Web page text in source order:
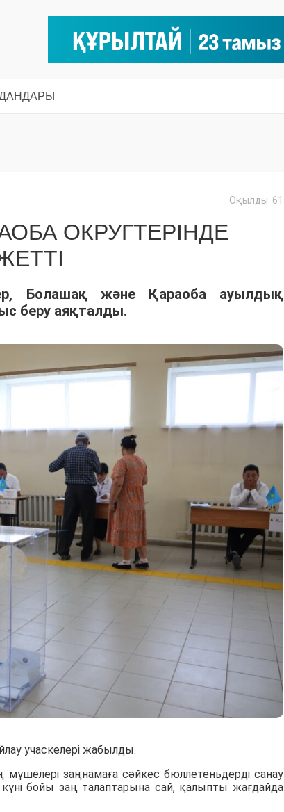
Оқылды: 61
ОКРУГТЕРІНДЕ
Болашақ және Қараоба ауылдық
беру аяқталды.
учаскелері жабылды.
мүшелері заңнамаға сәйкес бюллетеньдерді санау
бойы заң талаптарына сай, қалыпты жағдайда